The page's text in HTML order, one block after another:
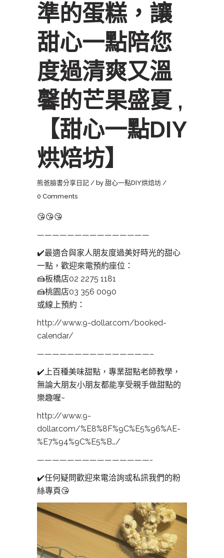
準的蛋糕，讓
甜心一點陪您
度過清爽又溫
馨的芒果盛夏 ,
【甜心一點DIY
烘焙坊】
熊爸臉書分享日記 by 甜心一點DIY烘焙坊
0 Comments
😘😘😘
———————————————
✔️最適合與家人朋友度過美好時光的甜心
一點，歡迎來電預約座位：
🍰板橋店02 2275 1181
🍰桃園店03 356 0090
或線上預約：
http://www.9-dollar.com/booked-
calendar/
———————————————–
✔️上百種美味甜點，專業甜點老師教學，
無論大朋友小朋友都能享受親手做甜點的
樂趣喔~
http://www.9-
dollar.com/%E8%8F%9C%E5%96%AE-
%E7%94%9C%E5%B…/
———————————————-
✔️任何疑問歡迎來電洽詢或私訊我們的粉
絲專頁😘